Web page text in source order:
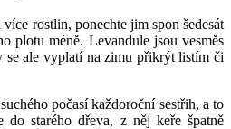
rostlin, ponechte jim spon šedesát
plotu méně. Levandule jsou vesměs
se ale vyplatí na zimu přikrýt listím či
počasí každoroční sestřih, a to
starého dřeva, z něj keře špatně